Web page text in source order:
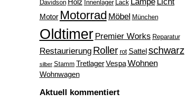
Davidson Holz Innenlager Lack
Motor Motorrad Möbel München
Oldtimer Premier Works Reparatur
Restaurierung Roller rot Sattel schwarz
silber Stamm Tretlager Vespa Wohnen
Wohnwagen
Aktuell kommentiert